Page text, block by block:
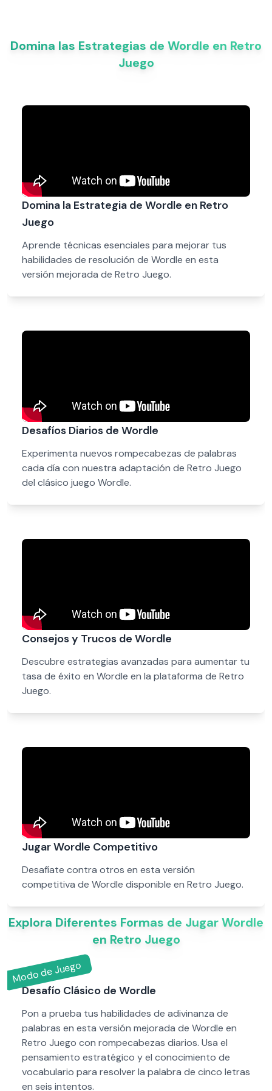
Domina las Estrategias de Wordle en Retro
Juego
Domina la Estrategia de Wordle en Retro
Juego
Aprende técnicas esenciales para mejorar tus
habilidades de resolución de Wordle en esta
versión mejorada de Retro Juego.
Desafíos Diarios de Wordle
Experimenta nuevos rompecabezas de palabras
cada día con nuestra adaptación de Retro Juego
del clásico juego Wordle.
Consejos y Trucos de Wordle
Descubre estrategias avanzadas para aumentar tu
tasa de éxito en Wordle en la plataforma de Retro
Juego.
Jugar Wordle Competitivo
Desafíate contra otros en esta versión
competitiva de Wordle disponible en Retro Juego.
Explora Diferentes Formas de Jugar Wordle
en Retro Juego
Modo de Juego
Desafío Clásico de Wordle
Pon a prueba tus habilidades de adivinanza de
palabras en esta versión mejorada de Wordle en
Retro Juego con rompecabezas diarios. Usa el
pensamiento estratégico y el conocimiento de
vocabulario para resolver la palabra de cinco letras
en seis intentos.